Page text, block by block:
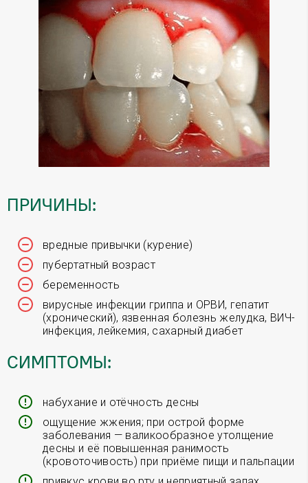
ПРИЧИНЫ:
вредные привычки (курение)
пубертатный возраст
беременность
вирусные инфекции гриппа и ОРВИ, гепатит
(хронический), язвенная болезнь желудка, ВИЧ-
инфекция, лейкемия, сахарный диабет
СИМПТОМЫ:
набухание и отёчность десны
ощущение жжения; при острой форме
заболевания — валикообразное утолщение
десны и её повышенная ранимость
(кровоточивость) при приёме пищи и пальпации